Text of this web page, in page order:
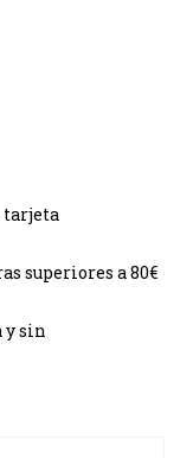
tarjeta
superiores a 80€
y sin